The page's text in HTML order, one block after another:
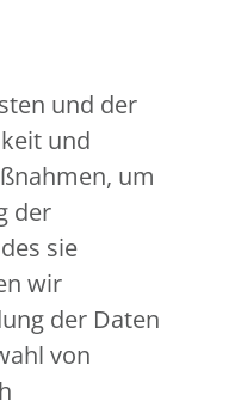
und der
und
um
der
sie
wir
der Daten
von